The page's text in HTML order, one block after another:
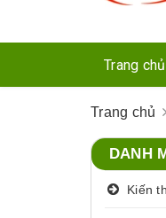
Trang chủ
Trang chủ
DANH
Kiến